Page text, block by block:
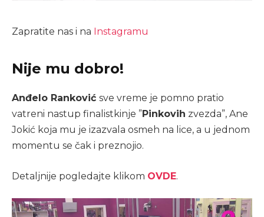
Zapratite nas i na Instagramu
Nije mu dobro!
Anđelo Ranković sve vreme je pomno pratio
vatreni nastup finalistkinje ”Pinkovih zvezda”, Ane
Jokić koja mu je izazvala osmeh na lice, a u jednom
momentu se čak i preznojio.
Detaljnije pogledajte klikom OVDE.